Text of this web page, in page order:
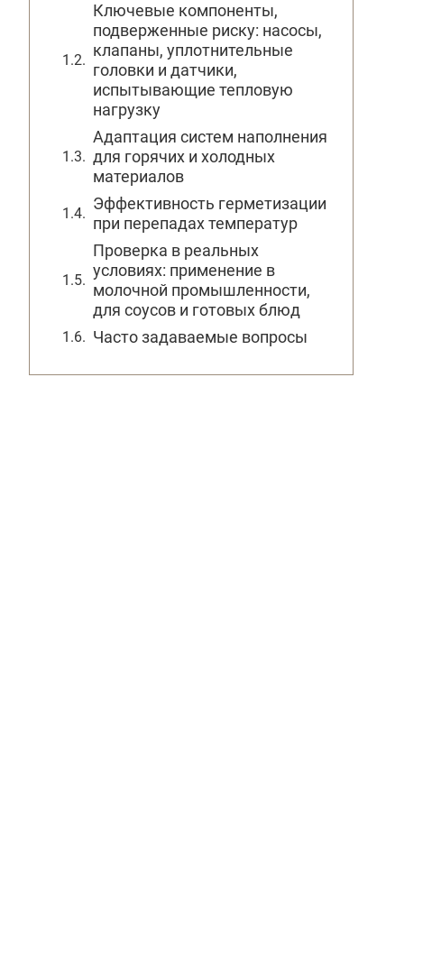
Ключевые компоненты,
подверженные риску: насосы,
клапаны, уплотнительные
головки и датчики,
испытывающие тепловую
нагрузку
Адаптация систем наполнения
для горячих и холодных
материалов
Эффективность герметизации
при перепадах температур
Проверка в реальных
условиях: применение в
молочной промышленности,
для соусов и готовых блюд
Часто задаваемые вопросы